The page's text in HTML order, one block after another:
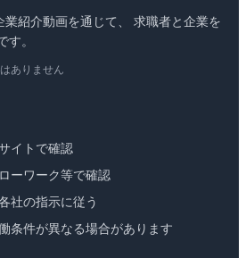
業紹介動画を通じて、 求職者と企業を
す。
ありません
イトで確認
ーワーク等で確認
社の指示に従う
条件が異なる場合があります